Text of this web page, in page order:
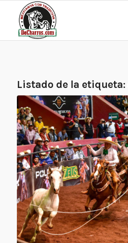
Listado de la etiqueta: